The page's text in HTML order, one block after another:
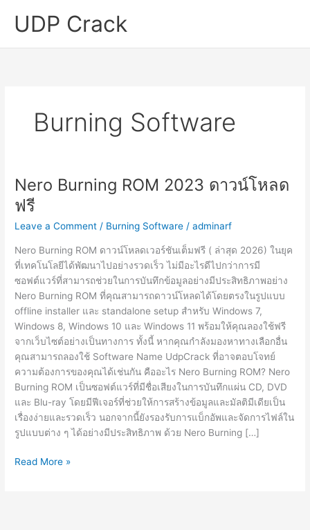
UDP Crack
Burning Software
Nero Burning ROM 2023 ดาวน์โหลด
ฟรี
Leave a Comment / Burning Software /adminarf
Nero Burning ROM ดาวน์โหลดเวอร์ชันเต็มฟรี ( ล่าสุด 2026) ในยุค
ที่เทคโนโลยีได้พัฒนาไปอย่างรวดเร็ว ไม่มีอะไรดีไปกว่าการมี
ซอฟต์แวร์ที่สามารถช่วยในการบันทึกข้อมูลอย่างมีประสิทธิภาพอย่าง
Nero Burning ROM ที่คุณสามารถดาวน์โหลดได้โดยตรงในรูปแบบ
offline installer และ standalone setup สำหรับ Windows 7,
Windows 8, Windows 10 และ Windows 11 พร้อมให้คุณลองใช้ฟรี
จากเว็บไซต์อย่างเป็นทางการ ทั้งนี้ หากคุณกำลังมองหาทางเลือกอื่น
คุณสามารถลองใช้ Software Name UdpCrack ที่อาจตอบโจทย์
ความต้องการของคุณได้เช่นกัน คืออะไร Nero Burning ROM? Nero
Burning ROM เป็นซอฟต์แวร์ที่มีชื่อเสียงในการบันทึกแผ่น CD, DVD
และ Blu-ray โดยมีฟีเจอร์ที่ช่วยให้การสร้างข้อมูลและมัลติมีเดียเป็น
เรื่องง่ายและรวดเร็ว นอกจากนี้ยังรองรับการแบ็กอัพและจัดการไฟล์ใน
รูปแบบต่าง ๆ ได้อย่างมีประสิทธิภาพ ด้วย Nero Burning […]
Nero
Read More »